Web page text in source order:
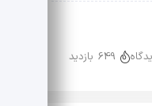
649 بازدید